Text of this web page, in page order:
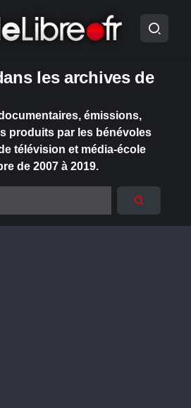
les archives de
émissions,
produits par les bénévoles
télévision et média-école
de 2007 à 2019.